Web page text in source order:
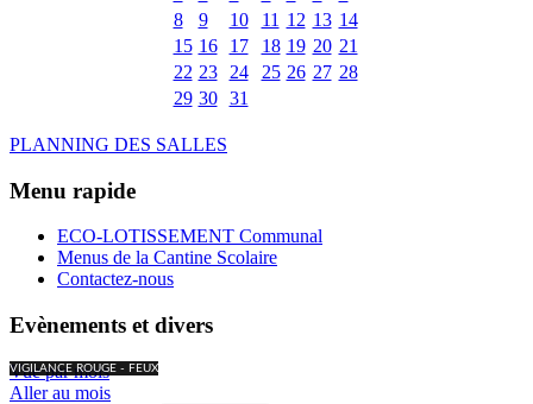
8
9 10 11 12 13 14
15 16 17 18 19 20 21
22 23 24 25 26 27 28
29 30 31
PLANNING DES SALLES
Menu rapide
ECO-LOTISSEMENT Communal
Menus de la Cantine Scolaire
Contactez-nous
Evènements et divers
VIGILANCE ROUGE - FEUX
Vue par mois
Aller au mois